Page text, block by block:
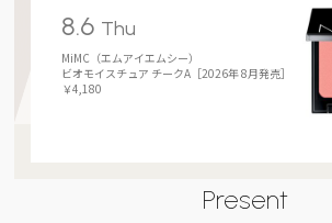
8.6 Thu
MiMC（エムアイエムシー）
ビオモイスチュア チークA［2026年 8月発売］
￥4,180
Present